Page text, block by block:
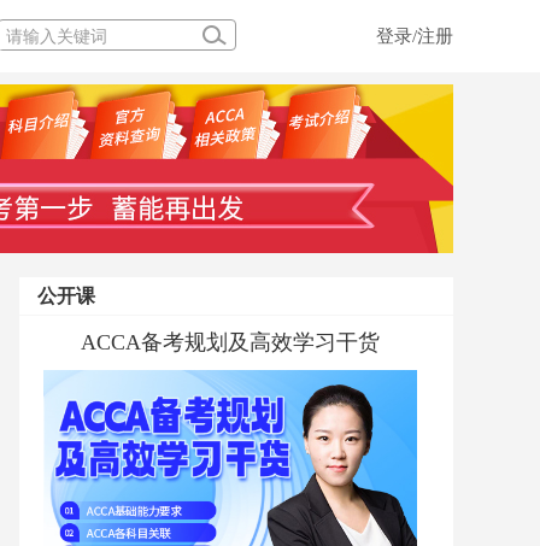
登录/注册
公开课
融跃ACCA学前私教规划直播专场
ACCA MA 考前私教答疑
ACCA备考规划及高效学习干货